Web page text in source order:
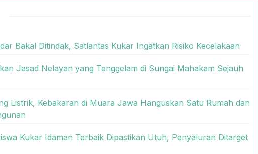
Bakal Ditindak, Satlantas Kukar Ingatkan Risiko Kecelakaan
Jasad Nelayan yang Tenggelam di Sungai Mahakam Sejauh
Listrik, Kebakaran di Muara Jawa Hanguskan Satu Rumah dan
Kukar Idaman Terbaik Dipastikan Utuh, Penyaluran Ditarget